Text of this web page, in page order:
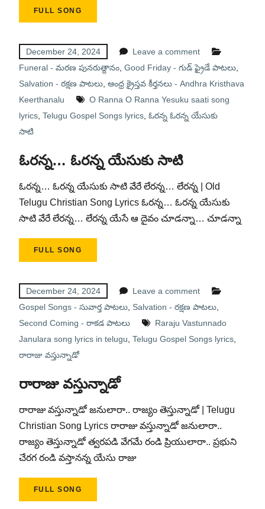
FULL SONG
December 24, 2024
Leave a comment
Funeral - మరణ పునరుత్దానం, Good Friday - గుడ్ ఫ్రైడే పాటలు,
Salvation - రక్షణ పాటలు, ఆంధ్ర క్రైస్తవ కీర్తనలు - Andhra Kristhava
Keerthanalu
O Ranna O Ranna Yesuku saati song
lyrics, Telugu Gospel Songs lyrics, ఓరన్న ఓరన్న యేసుకు
సాటి
ఓరన్న… ఓరన్న యేసుకు సాటి
ఓరన్న… ఓరన్న యేసుకు సాటి వేరే లేరన్న… లేరన్న | Old
Telugu Christian Song Lyrics ఓరన్న… ఓరన్న యేసుకు
సాటి వేరే లేరన్న… లేరన్న యేసే ఆ దైవం చూడన్నా… చూడన్నా
FULL SONG
December 24, 2024
Leave a comment
Gospel Songs - సువార్త పాటలు, Salvation - రక్షణ పాటలు,
Second Coming - రాకడ పాటలు
Raraju Vastunnado
Janulara song lyrics in telugu Telugu Gospel Songs lyrics,
రారాజు వస్తున్నాడో
రారాజు వస్తున్నాడో
రారాజు వస్తున్నాడో జనులారా.. రాజ్యం తెస్తున్నాడో | Telugu
Christian Song Lyrics రారాజు వస్తున్నాడో జనులారా..
రాజ్యం తెస్తున్నాడో త్వరపడి వేగమే రండి ప్రియులారా.. ప్రభుని
చేరగ రండి వస్తానన్న యేసు రాజు
FULL SONG